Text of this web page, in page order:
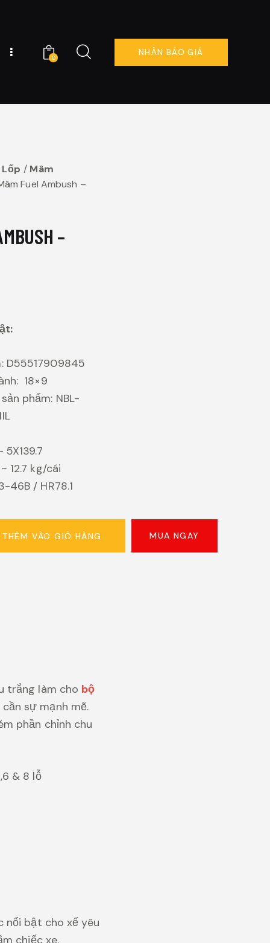
0
NHẬN BÁO GIÁ
Mâm
Fuel Ambush –
–
D55517909845
18×9
phẩm: NBL-
5X139.7
12.7 kg/cái
46B / HR78.1
THÊM VÀO GIỎ HÀNG MUA NGAY
trắng làm cho bộ
sự mạnh mẽ.
phần chỉnh chu
& 8 lỗ
nổi bật cho xế yêu
chiếc xe.